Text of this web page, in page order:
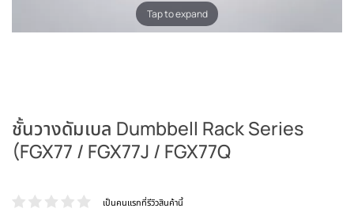
Tap to expand
ชั้นวางดัมเบล Dumbbell Rack Series
(FGX77 / FGX77J / FGX77Q
เป็นคนแรกที่รีวิวสินค้านี้